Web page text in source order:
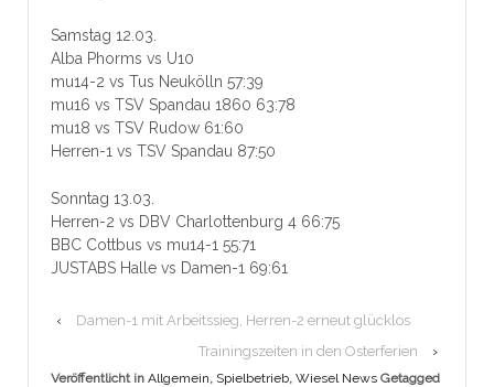
Samstag 12.03.
Alba Phorms vs U10
mu14-2 vs Tus Neukölln 57:39
mu16 vs TSV Spandau 1860 63:78
mu18 vs TSV Rudow 61:60
Herren-1 vs TSV Spandau 87:50
Sonntag 13.03.
Herren-2 vs DBV Charlottenburg 4 66:75
BBC Cottbus vs mu14-1 55:71
JUSTABS Halle vs Damen-1 69:61
‹
Damen-1 mit Arbeitssieg, Herren-2 erneut glücklos
Trainingszeiten in den Osterferien
›
Veröffentlicht in Allgemein, Spielbetrieb, Wiesel News Getagged